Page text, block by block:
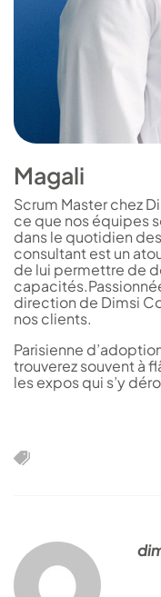
Magali
Scrum Master chez
ce que nos équipes
dans le quotidien
consultant est un
de lui permettre de
direction de Dimsi
nos clients.
Parisienne
trouverez souvent à
les expos qui s’y